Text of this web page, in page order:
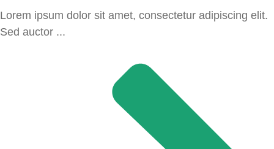
Lorem ipsum dolor sit amet, consectetur adipiscing elit.
Sed auctor ...